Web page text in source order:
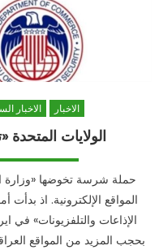
مرحلة
جديدة
مغلقة
الاخبار الاخبار
الولايات المتحدة
حملة شرسة تخوضها «وزارة
الإذاعات والتلفزيونات» في
بحجب المزيد من المواقع